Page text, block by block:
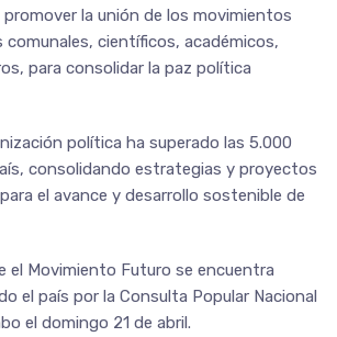
la unión de los movimientos
comunales, científicos, académicos,
para consolidar la paz política
política ha superado las 5.000
consolidando estrategias y proyectos
el avance y desarrollo sostenible de
el Movimiento Futuro se encuentra
el país por la Consulta Popular Nacional
el domingo 21 de abril.